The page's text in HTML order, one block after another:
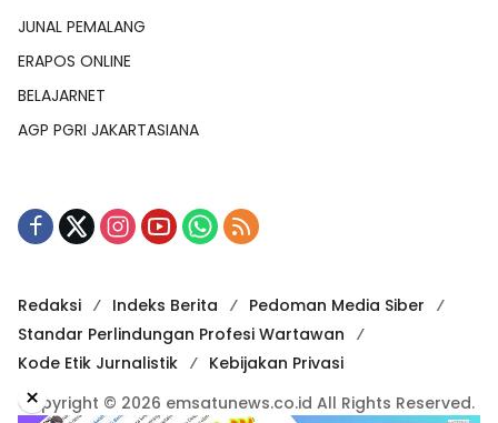
JUNAL PEMALANG
ERAPOS ONLINE
BELAJARNET
AGP PGRI JAKARTASIANA
Redaksi Indeks Berita
Pedoman Media Siber
Standar Perlindungan Profesi Wartawan
Kode Etik Jurnalistik
Kebijakan Privasi
Copyright © 2026 emsatunews.co.id All Rights Reserved.
×